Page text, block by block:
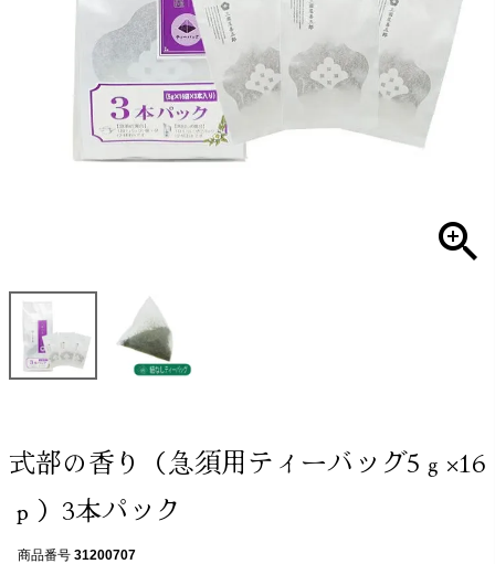
式部の香り（急須用ティーバッグ5ｇ×16
ｐ）3本パック
商品番号 31200707